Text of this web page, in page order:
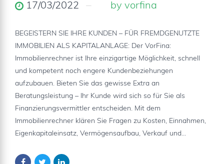
17/03/2022 by vorfina
BEGEISTERN SIE IHRE KUNDEN – FÜR FREMDGENUTZTE
IMMOBILIEN ALS KAPITALANLAGE: Der VorFina:
Immobilienrechner ist Ihre einzigartige Möglichkeit, schnell
und kompetent noch engere Kundenbeziehungen
aufzubauen. Bieten Sie das gewisse Extra an
Beratungsleistung – Ihr Kunde wird sich so für Sie als
Finanzierungsvermittler entscheiden. Mit dem
Immobilienrechner klären Sie Fragen zu Kosten, Einnahmen,
Eigenkapitaleinsatz, Vermögensaufbau, Verkauf und...